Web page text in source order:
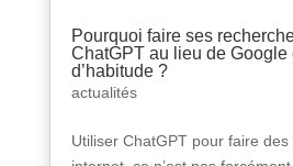
Pourquoi faire ses
ChatGPT au lieu de Google
d’habitude ?
actualités
Utiliser ChatGPT pour faire